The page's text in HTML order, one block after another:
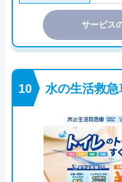
サービス
水の生活救急